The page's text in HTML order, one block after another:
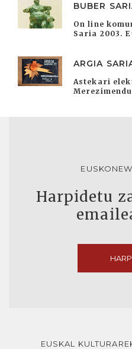
BUBER
On line
Saria 2003.
ARGIA
Astekari
Harpidetu
EUSKAL